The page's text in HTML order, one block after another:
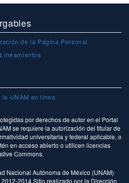
de la Página Personal
Lineamientos
la UNAM en línea
por derechos de autor en el Portal
se requiere la autorización del titular de
universitaria y federal aplicable, o
en acceso abierto o utilicen licencias
Commons.
Nacional Autónoma de México (UNAM)
2014 Sitio realizado por la Dirección